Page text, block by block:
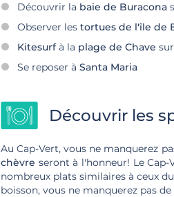
Découvrir la baie de Buracona
Observer les tortues de l'île de
Kitesurfà la plage de Chave
Se reposer à Santa Maria
Découvrir les
Au Cap-Vert, vous ne manquerez
chèvre seront à l'honneur! Le
nombreux plats similaires à ceux
boisson, vous ne manquerez pas